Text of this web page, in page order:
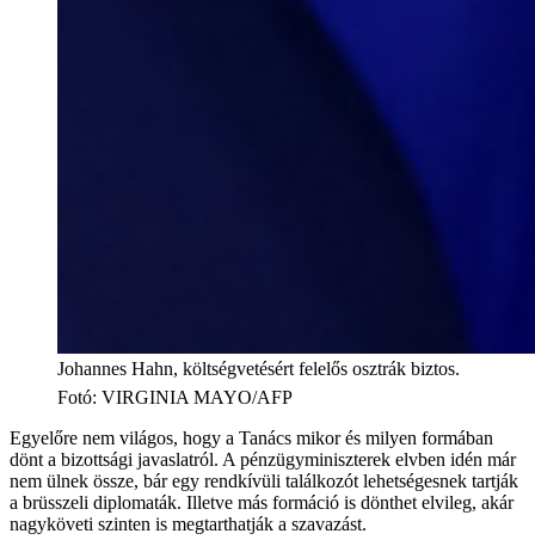
Johannes Hahn, költségvetésért felelős osztrák biztos.
Fotó: VIRGINIA MAYO/AFP
Egyelőre nem világos, hogy a Tanács mikor és milyen formában
dönt a bizottsági javaslatról. A pénzügyminiszterek elvben idén már
nem ülnek össze, bár egy rendkívüli találkozót lehetségesnek tartják
a brüsszeli diplomaták. Illetve más formáció is dönthet elvileg, akár
nagyköveti szinten is megtarthatják a szavazást.